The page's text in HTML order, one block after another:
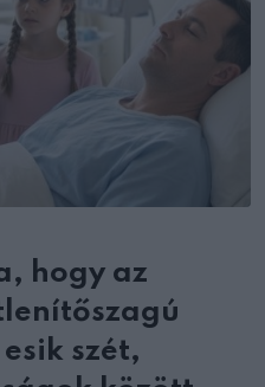
hogy az
szét,